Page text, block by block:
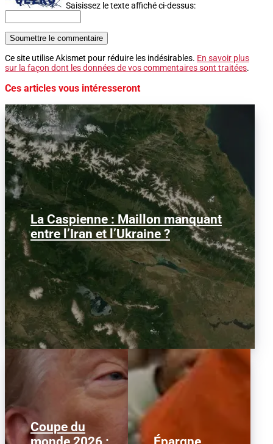
Saisissez le texte affiché ci-dessus:
Soumettre le commentaire
Ce site utilise Akismet pour réduire les indésirables. En savoir plus
sur la façon dont les données de vos commentaires sont traitées.
Ces articles vous intéresseront
La Caspienne : Maillon manquant
entre l’Iran et l’Ukraine ?
Samedi 25 juillet 2026, des drones
ukrainiens ont frappé plusieurs cibles
en mer Caspienne, parmi...
Coupe du